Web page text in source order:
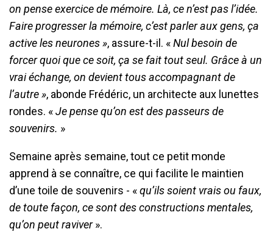
on pense exercice de mémoire. Là, ce n’est pas l’idée.
Faire progresser la mémoire, c’est parler aux gens, ça
active les neurones », assure-t-il. «Nul besoin de
forcer quoi que ce soit, ça se fait tout seul. Grâce à un
vrai échange, on devient tous accompagnant de
l’autre », abonde Frédéric, un architecte aux lunettes
rondes. «Je pense qu’on est des passeurs de
souvenirs. »
Semaine après semaine, tout ce petit monde
apprend à se connaître, ce qui facilite le maintien
d’une toile de souvenirs - «qu’ils soient vrais ou faux,
de toute façon, ce sont des constructions mentales,
qu’on peut raviver».